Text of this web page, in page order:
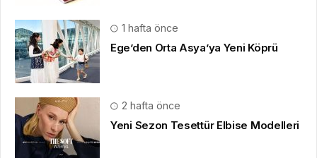
1 hafta önce
Ege’den Orta Asya’ya Yeni Köprü
2 hafta önce
Yeni Sezon Tesettür Elbise Modelleri